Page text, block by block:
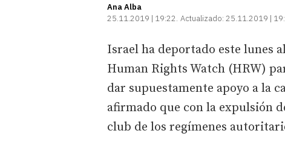
Ana Alba
25.11.2019 | 19:22 Actualizado: 25.11.2019 |
Israel ha deportado este lunes
Human Rights Watch (HRW)
dar supuestamente apoyo a la
afirmado que con la expulsión
club de los regímenes